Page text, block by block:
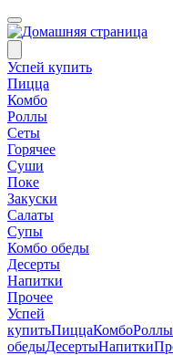
Успей купить
Пицца
Комбо
Роллы
Сеты
Горячее
Суши
Поке
Закуски
Салаты
Супы
Комбо обеды
Десерты
Напитки
Прочее
Успей
купитьПиццаКомбоРоллы
обедыДесертыНапитки